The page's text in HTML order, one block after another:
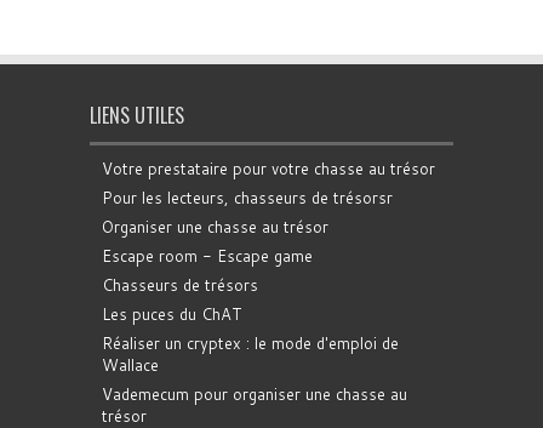
LIENS UTILES
Votre prestataire pour votre chasse au trésor
Pour les lecteurs, chasseurs de trésorsr
Organiser une chasse au trésor
Escape room - Escape game
Chasseurs de trésors
Les puces du ChAT
Réaliser un cryptex : le mode d'emploi de
Wallace
Vademecum pour organiser une chasse au
trésor